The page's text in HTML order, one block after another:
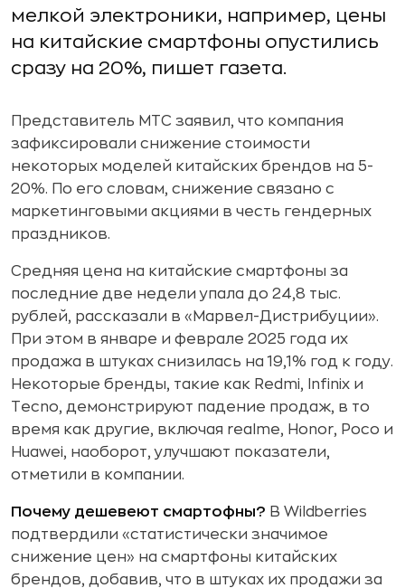
мелкой электроники, например, цены
на китайские смартфоны опустились
сразу на 20%, пишет газета.
Представитель МТС заявил, что компания
зафиксировали снижение стоимости
некоторых моделей китайских брендов на 5-
20%. По его словам, снижение связано с
маркетинговыми акциями в честь гендерных
праздников.
Средняя цена на китайские смартфоны за
последние две недели упала до 24,8 тыс.
рублей, рассказали в «Марвел-Дистрибуции».
При этом в январе и феврале 2025 года их
продажа в штуках снизилась на 19,1% год к году.
Некоторые бренды, такие как Redmi, Infinix и
Tecno, демонстрируют падение продаж, в то
время как другие, включая realme, Honor, Poco и
Huawei, наоборот, улучшают показатели,
отметили в компании.
Почему дешевеют смартофны? В Wildberries
подтвердили «статистически значимое
снижение цен» на смартфоны китайских
брендов, добавив, что в штуках их продажи за